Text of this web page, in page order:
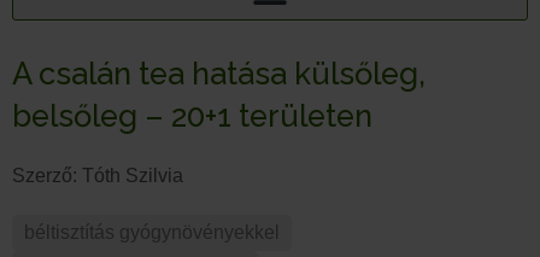
A csalán tea hatása külsőleg,
belsőleg – 20+1 területen
Szerző: Tóth Szilvia
béltisztítás gyógynövényekkel